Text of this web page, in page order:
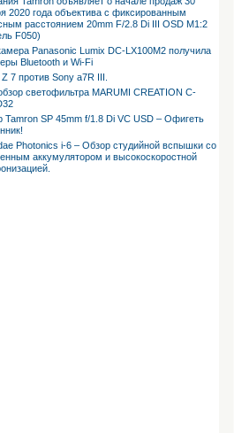
2020 года объектива с фиксированным
расстоянием 20mm F/2.8 Di III OSD M1:2
F050)
Panasonic Lumix DC-LX100M2 получила
Bluetooth и Wi-Fi
7 против Sony a7R III.
светофильтра MARUMI CREATION C-
Tamron SP 45mm f/1.8 Di VC USD – Офигеть
Photonics i-6 – Обзор студийной вспышки со
аккумулятором и высокоскоростной